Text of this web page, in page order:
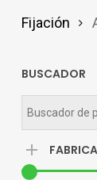
Fijación
BUSCADOR